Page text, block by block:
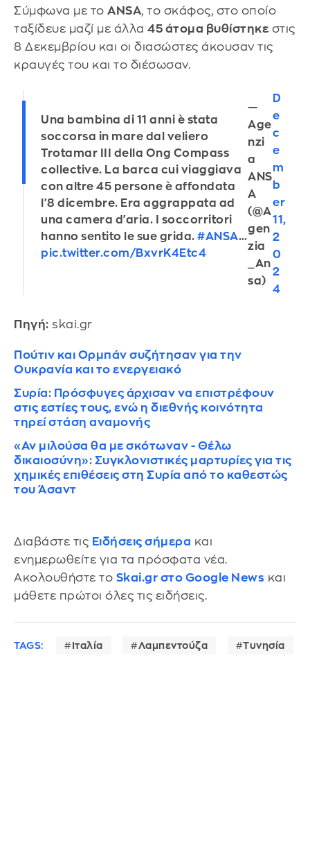
Σύμφωνα με το ANSA, το σκάφος, στο οποίο
ταξίδευε μαζί με άλλα 45 άτομα βυθίστηκε στις
8 Δεκεμβρίου και οι διασώστες άκουσαν τις
κραυγές του και το διέσωσαν.
Una bambina di 11 anni è stata
soccorsa in mare dal veliero
Trotamar III della Ong Compass
collective. La barca cui viaggiava
con altre 45 persone è affondata
l'8 dicembre. Era aggrappata ad
una camera d'aria. I soccorritori
hanno sentito le sue grida.#ANSA…
pic.twitter.com/BxvrK4Etc4
—
Age
nzi
a
ANS
A
(@A
gen
zia
_An
sa)
D
e
c
e
m
b
er
11,
2
0
2
4
Πηγή: skai.gr
Πούτιν και Ορμπάν συζήτησαν για την
Ουκρανία και το ενεργειακό
Συρία: Πρόσφυγες άρχισαν να επιστρέφουν
στις εστίες τους, ενώ η διεθνής κοινότητα
τηρεί στάση αναμονής
«Αν μιλούσα θα με σκότωναν - Θέλω
δικαιοσύνη»: Συγκλονιστικές μαρτυρίες για τις
χημικές επιθέσεις στη Συρία από το καθεστώς
του Άσαντ
Διαβάστε τις Ειδήσεις σήμερα και
ενημερωθείτε για τα πρόσφατα νέα.
Ακολουθήστε το Skai.gr στο Google News και
μάθετε πρώτοι όλες τις ειδήσεις.
TAGS: Ιταλία Λαμπεντούζα Τυνησία